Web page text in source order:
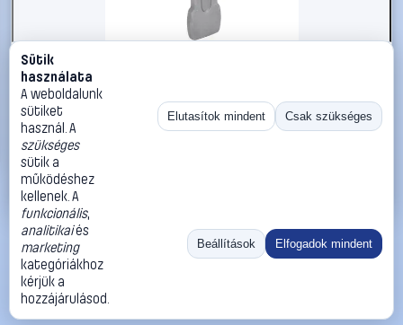
#2696248
KS Tools 5170160 517.0160 Ütős csavarkulcs
Kulcsszélesség (metrikus) 60 mm
KS Tools Egyoldalas villáskulcsok
41 990 Ft
Kosárba
«
Ugrás:
Méret:
Rendezés:
©2026
ThermoScope
ÁSZF
Cégbemutató
Sütik
használata
A weboldalunk
sütiket
használ. A
szükséges
sütik a
működéshez
kellenek. A
funkcionális,
analitikaiés
marketing
kategóriákhoz
kérjük a
hozzájárulásod.
Elutasítok mindent Csak szükséges
Beállítások Elfogadok mindent